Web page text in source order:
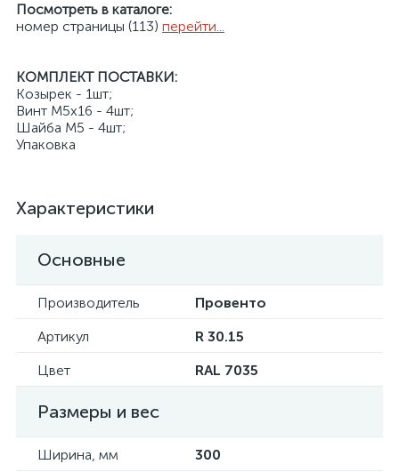
Посмотреть в каталоге:
номер страницы (113) перейти...
КОМПЛЕКТ ПОСТАВКИ:
Козырек - 1шт;
Винт М5х16 - 4шт;
Шайба М5 - 4шт;
Упаковка
Характеристики
Основные
Производитель
Провенто
Артикул
R 30.15
Цвет
RAL 7035
Размеры и вес
Ширина, мм
300